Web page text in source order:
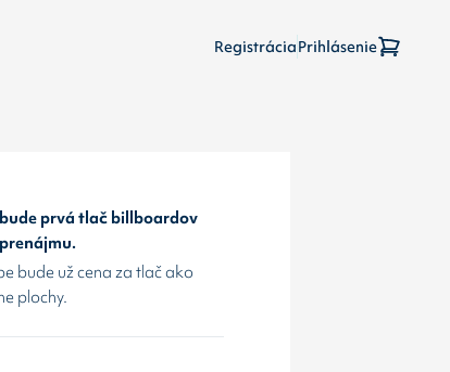
RegistráciaPrihlásenie
prvá tlač billboardov
bude už cena za tlač ako
plochy.